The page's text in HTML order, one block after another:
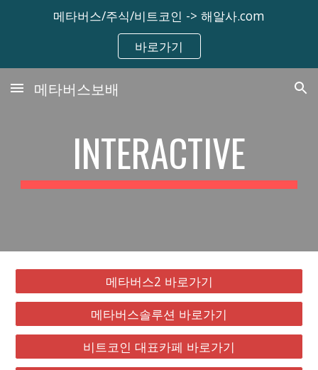
Skip to main content Skip to navigation
메타버스/주식/비트코인 -> 해알사.com
바로가기
메타버스보배
INTERACTIVE
메타버스2 바로가기
메타버스솔루션 바로가기
비트코인 대표카페 바로가기